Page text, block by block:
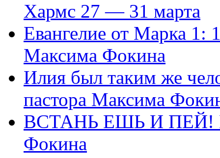
Хармс 27 — 31 марта
Евангелие от Марка 1:
Максима Фокина
Илия был таким же
пастора Максима
ВСТАНЬ ЕШЬ И ПЕЙ!
Фокина